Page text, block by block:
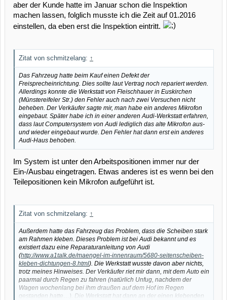
aber der Kunde hatte im Januar schon die Inspektion
machen lassen, folglich musste ich die Zeit auf 01.2016
einstellen, da eben erst die Inspektion eintritt.
Zitat von schmitzelang: ↑
Das Fahrzeug hatte beim Kauf einen Defekt der
Freisprecheinrichtung. Dies sollte laut Vertrag noch repariert werden.
Allerdings konnte die Werkstatt von Fleischhauer in Euskirchen
(Münstereifeler Str.) den Fehler auch nach zwei Versuchen nicht
beheben. Der Verkäufer sagte mir, man habe ein anderes Mikrofon
eingebaut. Später habe ich in einer anderen Audi-Werkstatt erfahren,
dass laut Computersystem von Audi lediglich das alte Mikrofon aus-
und wieder eingebaut wurde. Den Fehler hat dann erst ein anderes
Audi-Haus behoben.
Im System ist unter den Arbeitspositionen immer nur der
Ein-/Ausbau eingetragen. Etwas anderes ist es wenn bei den
Teilepositionen kein Mikrofon aufgeführt ist.
Zitat von schmitzelang: ↑
Außerdem hatte das Fahrzeug das Problem, dass die Scheiben stark
am Rahmen kleben. Dieses Problem ist bei Audi bekannt und es
existiert dazu eine Reparaturanleitung von Audi
(http://www.a1talk.de/maengel-im-innenraum/5680-seitenscheiben-
kleben-dichtungen-8.html). Die Werkstatt wusste davon aber nichts,
trotz meines Hinweises. Der Verkäufer riet mir dann, mit dem Auto ein
paarmal durch Regen zu fahren (natürlich Unfug, nachdem der
Wagen wochenlang bei ihm draußen auf dem Hof im Regen
gestanden hatte…). Die Werkstatt hat dann an der einen klebenden